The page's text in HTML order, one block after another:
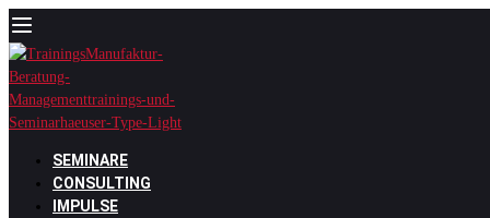
Zum
Inhalt
springen
SEMINARE
CONSULTING
IMPULSE